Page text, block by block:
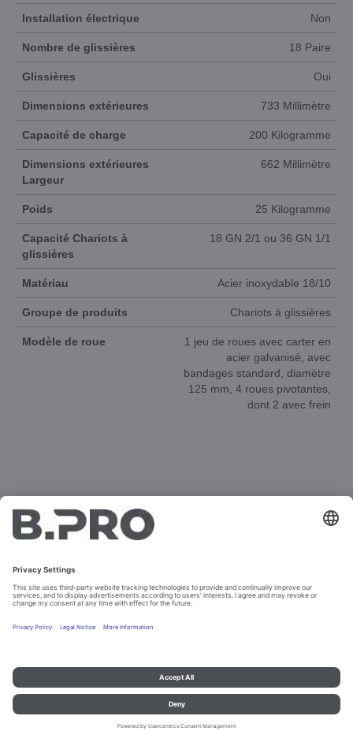
Installation électrique Non
Nombre de glissières 18 Paire
Glissières Oui
Dimensions extérieures 733 Millimètre
Capacité de charge 200 Kilogramme
Dimensions extérieures
Largeur
662 Millimètre
Poids 25 Kilogramme
Capacité Chariots à
glissières
18 GN 2/1 ou 36 GN 1/1
Matériau Acier inoxydable 18/10
Groupe de produits Chariots à glissières
Modèle de roue
1 jeu de roues avec carter en
acier galvanisé, avec
bandages standard, diamètre
125 mm, 4 roues pivotantes,
dont 2 avec frein
Colophon et Informations sur la protection des données Contact
© B.PRO Catering Solutions 2023